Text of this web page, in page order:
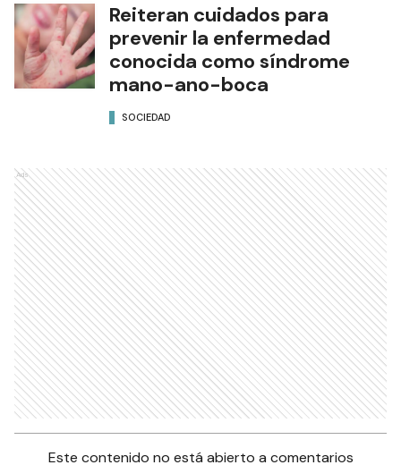
Reiteran cuidados para
prevenir la enfermedad
conocida como síndrome
mano-ano-boca
SOCIEDAD
Ads
Este contenido no está abierto a comentarios